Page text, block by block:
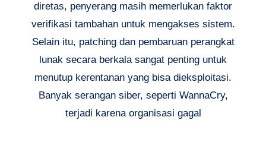
diretas, penyerang masih memerlukan faktor
verifikasi tambahan untuk mengakses sistem.
Selain itu, patching dan pembaruan perangkat
lunak secara berkala sangat penting untuk
menutup kerentanan yang bisa dieksploitasi.
Banyak serangan siber, seperti WannaCry,
terjadi karena organisasi gagal